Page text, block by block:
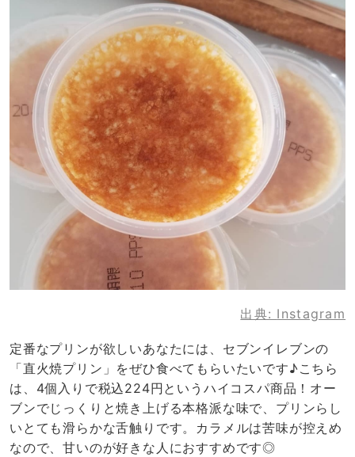
出典: Instagram
定番なプリンが欲しいあなたには、セブンイレブンの
「直火焼プリン」をぜひ食べてもらいたいです♪こちら
は、4個入りで税込224円というハイコスパ商品！オー
ブンでじっくりと焼き上げる本格派な味で、プリンらし
いとても滑らかな舌触りです。カラメルは苦味が控えめ
なので、甘いのが好きな人におすすめです◎